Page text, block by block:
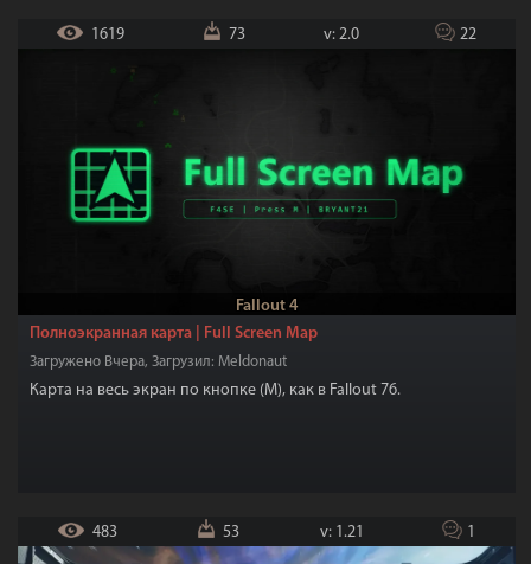
TES: Enderal LE-SE Starfield Fallout 4 2598
Baldur's Gate 3 13 Kingdom Come: Deliverance
Civilization VI 61 Kenshi 83
Days Gone X-COM 2 2 Другие игры
Моды в разработке 6 Игровой софт
Fallout 4
1619 73 v: 2.0 22
Полноэкранная карта | Full Screen Map
Загружено Вчера, Загрузил: Meldonaut
Карта на весь экран по кнопке (M), как в Fallout 76.
483 53 v: 1.21 1